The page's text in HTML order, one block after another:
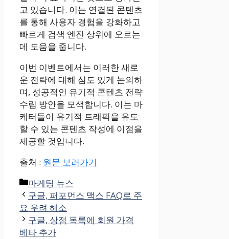
고 있습니다. 이는 연결된 콘텐츠
를 통해 사용자 경험을 강화하고
빠르게 검색 엔진 상위에 오르는
데 도움을 줍니다.
이번 이벤트에서는 이러한 새로
운 전략에 대해 심도 있게 논의하
며, 성공적인 유기적 콘텐츠 전략
수립 방안을 모색합니다. 이는 마
케터들이 유기적 트래픽을 유도
할 수 있는 콘텐츠 작성에 이점을
제공할 것입니다.
출처 : 원문 보러가기
Categories
마케팅 뉴스
구글, 퍼포먼스 맥스 FAQ로 주
요 우려 해소
구글, 상점 목록에 회원 가격
베타 추가